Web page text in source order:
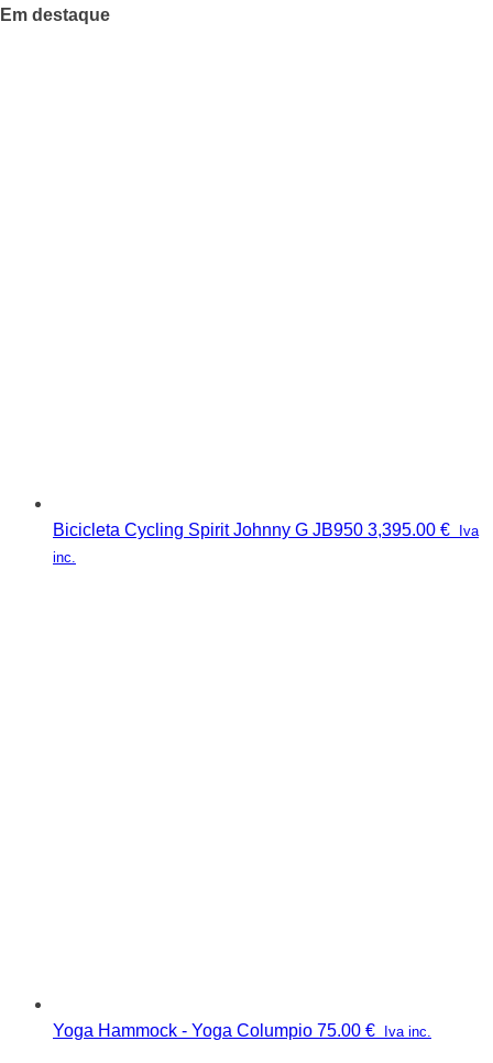
Em destaque
Bicicleta Cycling Spirit Johnny G JB950 3,395.00 €
Iva
inc.
Yoga Hammock - Yoga Columpio 75.00 € Iva inc.